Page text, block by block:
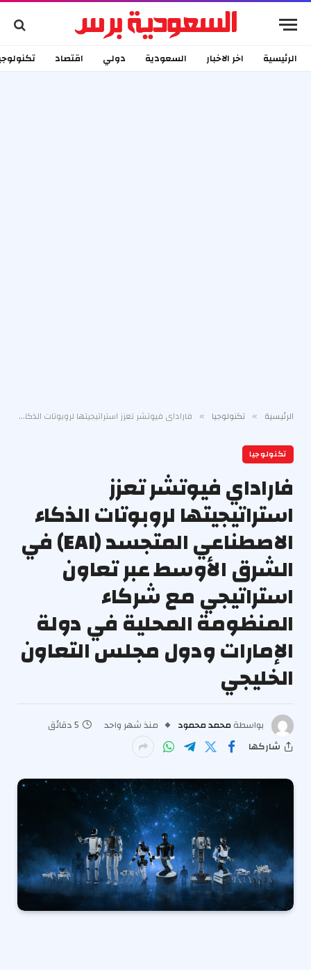
الرئيسية اخر الاخبار السعودية دولي اقتصاد
الرئيسية » تكنولوجيا » فاراداي فيوتشر تعزز استراتيجيتها لروبوتات الذكاء الاصطناعي المتجسد (EAI) في الشرق الأوسط عبر تعاون استراتيجي مع شركاء المنظومة المحلية في دولة الإمارات ودول مجلس التعاون الخليجي
تكنولوجيا
فاراداي فيوتشر تعزز
استراتيجيتها لروبوتات الذكاء
الاصطناعي المتجسد (EAI) في
الشرق الأوسط عبر تعاون
استراتيجي مع شركاء
المنظومة المحلية في دولة
الإمارات ودول مجلس التعاون
الخليجي
بواسطة محمد محمود منذ شهر واحد
5 دقائق
شاركها